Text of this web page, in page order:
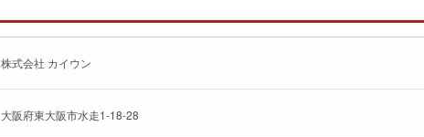
株式会社 カイウン
大阪府東大阪市水走1-18-28